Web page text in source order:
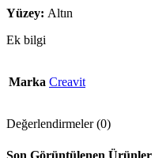
Yüzey: Altın
Ek bilgi
Marka Creavit
Değerlendirmeler (0)
Son Görüntülenen Ürünler